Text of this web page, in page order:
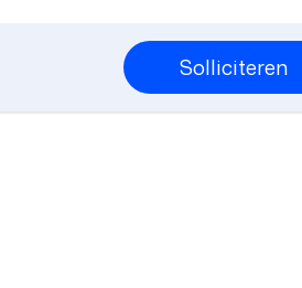
Solliciteren